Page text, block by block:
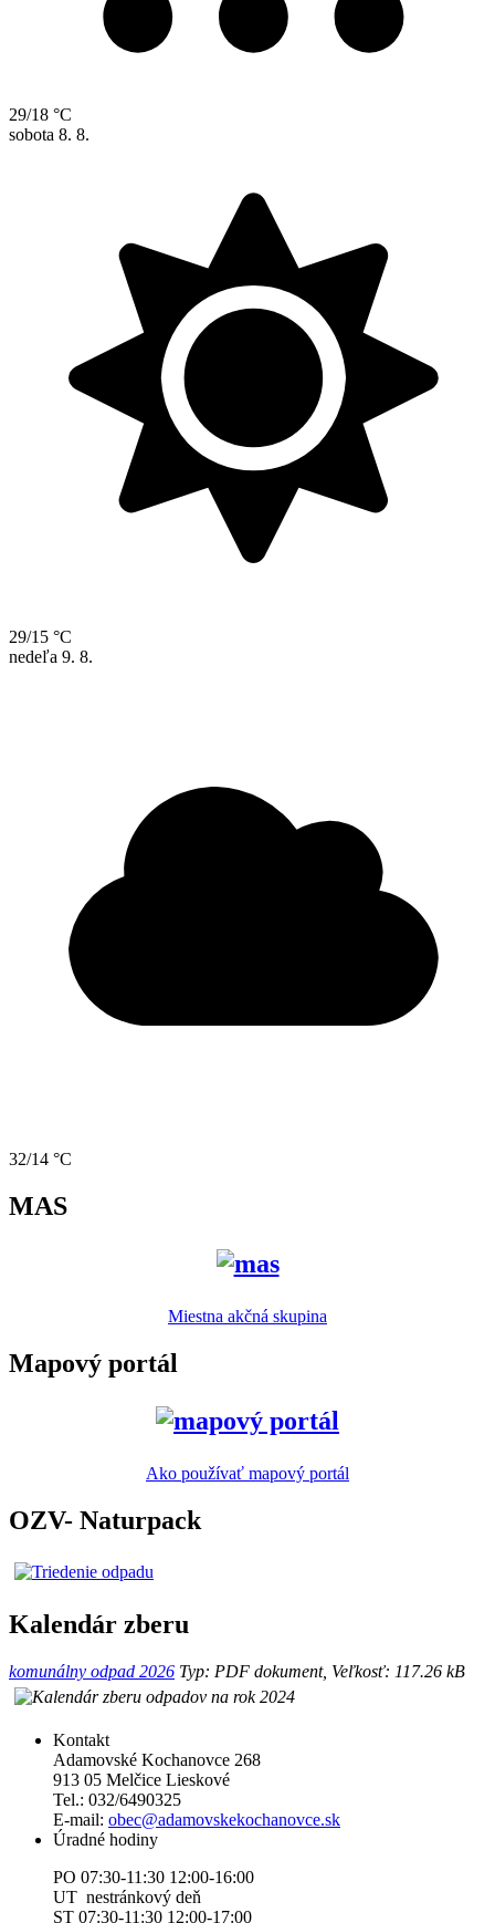
29/18 °C
sobota 8. 8.
29/15 °C
nedeľa 9. 8.
32/14 °C
MAS
Miestna akčná skupina
Mapový portál
Ako používať mapový portál
OZV- Naturpack
Kalendár zberu
komunálny odpad 2026 Typ: PDF dokument, Veľkosť: 117.26 kB
Kontakt
Adamovské Kochanovce 268
913 05 Melčice Lieskové
Tel.: 032/6490325
E-mail: obec@adamovskekochanovce.sk
Úradné hodiny
PO 07:30-11:30 12:00-16:00
UT nestránkový deň
ST 07:30-11:30 12:00-17:00